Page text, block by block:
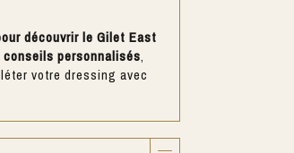
découvrir le Gilet East
personnalisés,
votre dressing avec